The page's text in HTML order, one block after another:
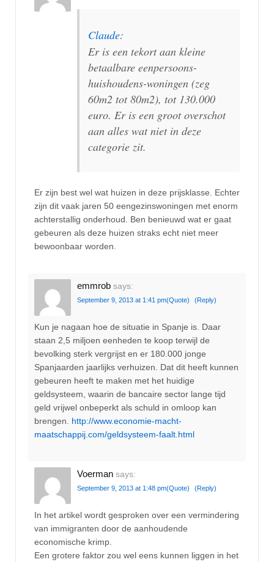
Claude:
Er is een tekort aan kleine
betaalbare eenpersoons-
huishoudens-woningen (zeg
60m2 tot 80m2), tot 130.000
euro. Er is een groot overschot
aan alles wat niet in deze
categorie zit.
Er zijn best wel wat huizen in deze prijsklasse. Echter
zijn dit vaak jaren 50 eengezinswoningen met enorm
achterstallig onderhoud. Ben benieuwd wat er gaat
gebeuren als deze huizen straks echt niet meer
bewoonbaar worden.
emmrob says:
September 9, 2013 at 1:41 pm(Quote) (Reply)
Kun je nagaan hoe de situatie in Spanje is. Daar
staan 2,5 miljoen eenheden te koop terwijl de
bevolking sterk vergrijst en er 180.000 jonge
Spanjaarden jaarlijks verhuizen. Dat dit heeft kunnen
gebeuren heeft te maken met het huidige
geldsysteem, waarin de bancaire sector lange tijd
geld vrijwel onbeperkt als schuld in omloop kan
brengen. http://www.economie-macht-
maatschappij.com/geldsysteem-faalt.html
Voerman says:
September 9, 2013 at 1:48 pm(Quote) (Reply)
In het artikel wordt gesproken over een vermindering
van immigranten door de aanhoudende
economische krimp.
Een grotere faktor zou wel eens kunnen liggen in het